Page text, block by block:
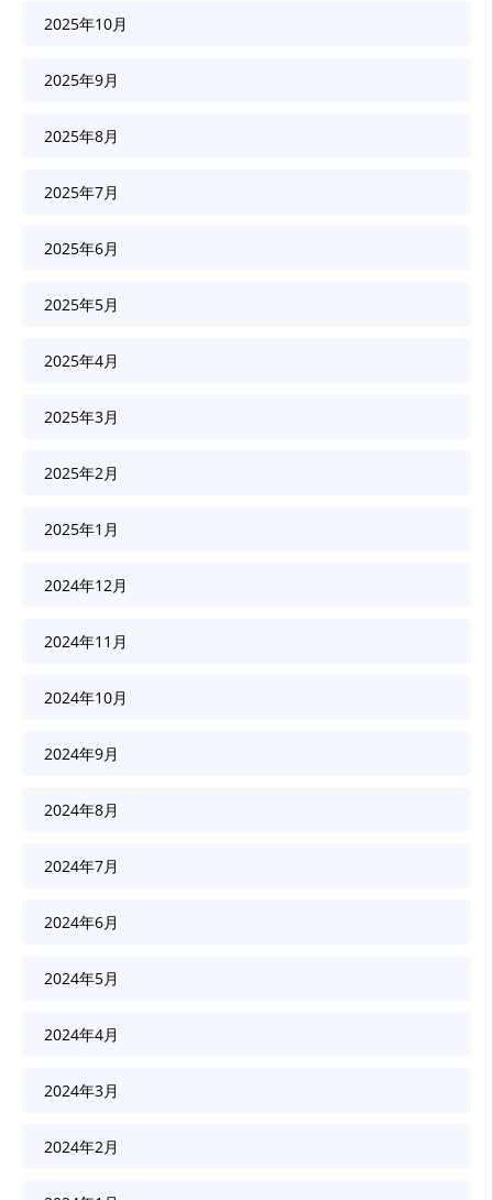
2025年10月
2025年9月
2025年8月
2025年7月
2025年6月
2025年5月
2025年4月
2025年3月
2025年2月
2025年1月
2024年12月
2024年11月
2024年10月
2024年9月
2024年8月
2024年7月
2024年6月
2024年5月
2024年4月
2024年3月
2024年2月